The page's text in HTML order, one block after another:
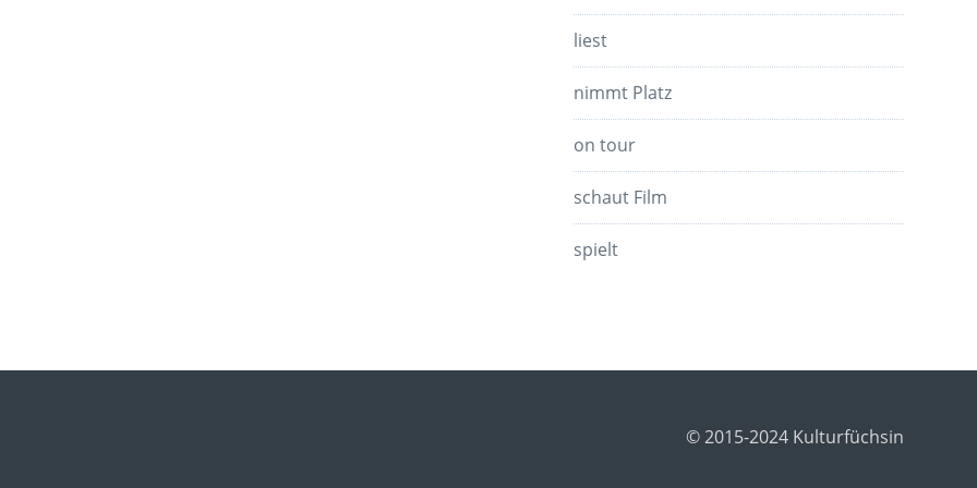
liest
nimmt Platz
on tour
schaut Film
spielt
© 2015-2024 Kulturfüchsin